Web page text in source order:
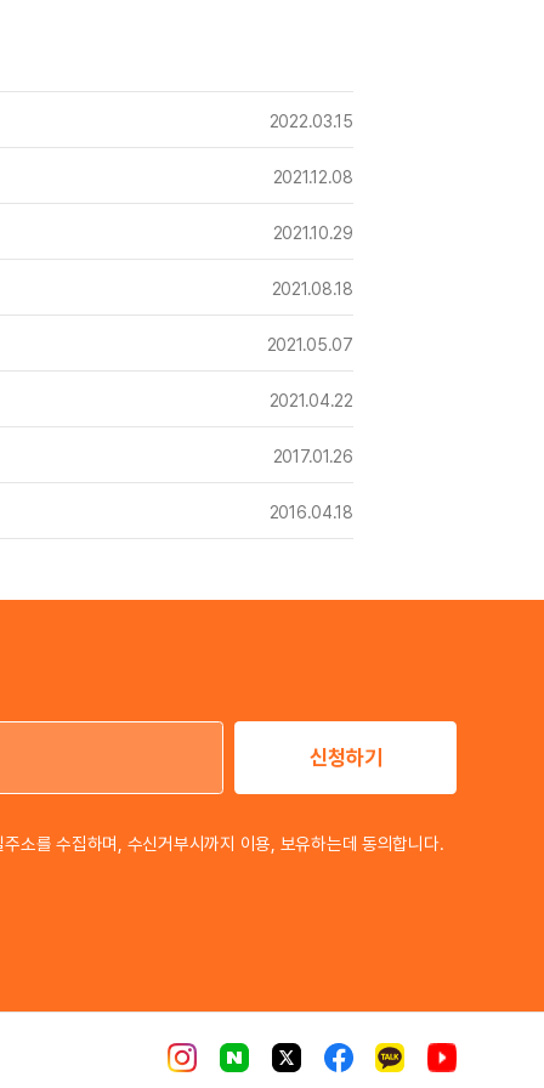
2022.03.15
2021.12.08
2021.10.29
2021.08.18
2021.05.07
2021.04.22
2017.01.26
2016.04.18
신청하기
소를 수집하며, 수신거부시까지 이용, 보유하는데 동의합니다.